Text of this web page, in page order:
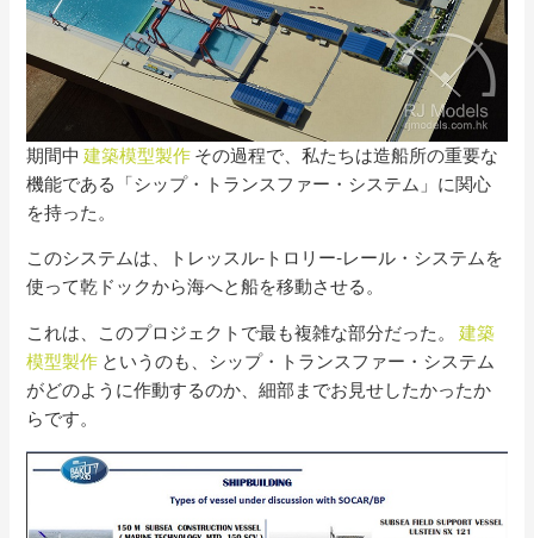
期間中建築模型製作 その過程で、私たちは造船所の重要な
機能である「シップ・トランスファー・システム」に関心
を持った。
このシステムは、トレッスル-トロリー-レール・システムを
使って乾ドックから海へと船を移動させる。
これは、このプロジェクトで最も複雑な部分だった。建築
模型製作 というのも、シップ・トランスファー・システム
がどのように作動するのか、細部までお見せしたかったか
らです。